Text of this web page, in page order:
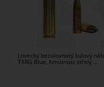
Lovecký bezolovnatý kulový
TXRG Blue, hmotnost střely ...